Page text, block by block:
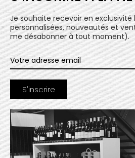
Je souhaite recevoir en exclusivité
personnalisées, nouveautés et
me désabonner à tout moment).